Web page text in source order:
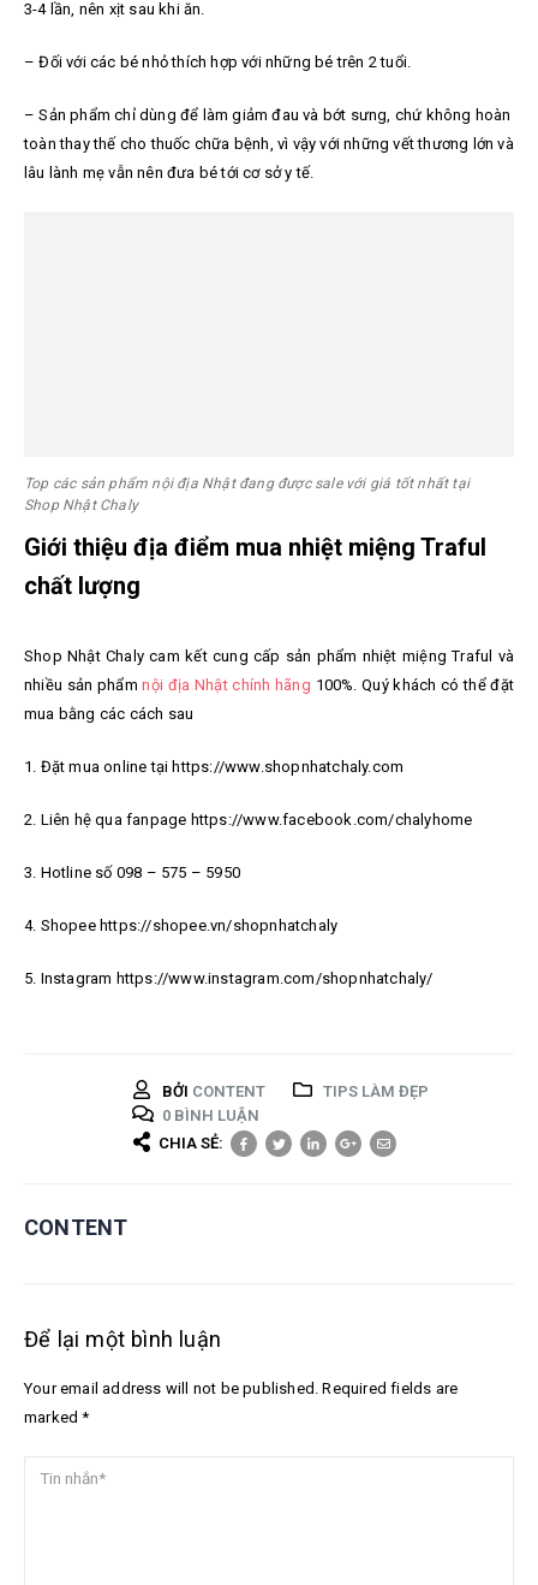
3-4 lần, nên xịt sau khi ăn.
–Đối với các bé nhỏ thích hợp với những bé trên 2 tuổi.
–Sản phẩm chỉ dùng để làm giảm đau và bớt sưng, chứ không hoàn
toàn thay thế cho thuốc chữa bệnh, vì vậy với những vết thương lớn và
lâu lành mẹ vẫn nên đưa bé tới cơ sở y tế.
Top các sản phẩm nội địa Nhật đang được sale với giá tốt nhất tại
Shop Nhật Chaly
Giới thiệu địa điểm mua nhiệt miệng Traful
chất lượng
Shop Nhật Chaly cam kết cung cấp sản phẩm n hiệt miệng Traful và
nhiều sản phẩmnội địa Nhật chính hãng 100%. Quý khách có thể đặt
mua bằng các cách sau
1. Đặt mua online tại https://www.shopnhatchaly.com
2. Liên hệ qua fanpage https://www.facebook.com/chalyhome
3. Hotline số 098 – 575 – 5950
4. Shopee https://shopee.vn/shopnhatchaly
5. Instagram https://www.instagram.com/shopnhatchaly/
BỞI CONTENT
TIPS LÀM ĐẸP
0 BÌNH LUẬN
CHIA SẺ:
CONTENT
Để lại một bình luận
Your email address will not be published. Required fields are
marked *